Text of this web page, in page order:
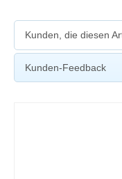
Kunden, die diesen
Kunden-Feedback